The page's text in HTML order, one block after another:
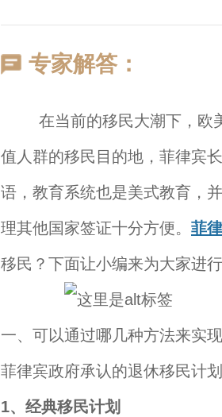
专家解答：
在当前的移民大潮下，欧美
值人群的移民目的地，菲律宾
语，教育系统也是美式教育，
理其他国家签证十分方便。 菲
移民？下面让小编来为大家进行
一、可以通过哪几种方法来实
菲律宾政府承认的退休移民计
1、经典移民计划